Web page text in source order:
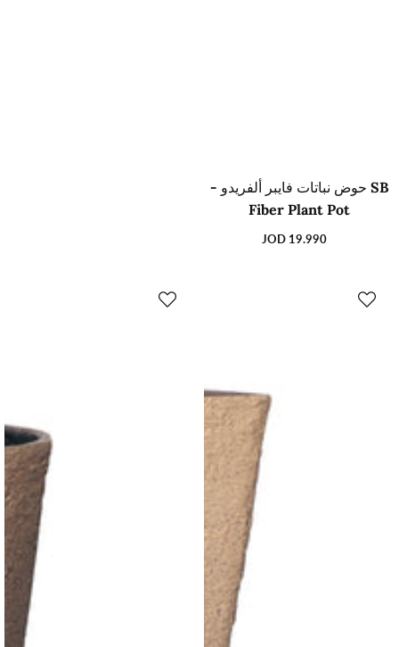
SB حوض نباتات فايبر ألفريدو -
Fiber Plant Pot
السعر19.990 JOD